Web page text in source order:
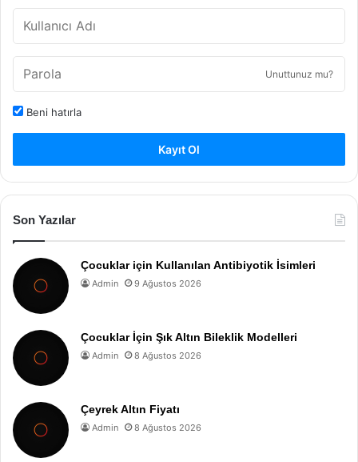
Unuttunuz mu?
Beni hatırla
Kayıt Ol
Son Yazılar
Çocuklar için Kullanılan Antibiyotik İsimleri
Admin 9 Ağustos 2026
Çocuklar İçin Şık Altın Bileklik Modelleri
Admin 8 Ağustos 2026
Çeyrek Altın Fiyatı
Admin 8 Ağustos 2026